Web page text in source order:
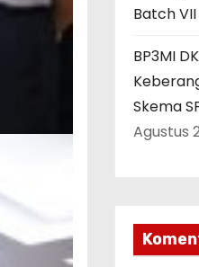
Batch VII
BP3MI
Skema
Agustus